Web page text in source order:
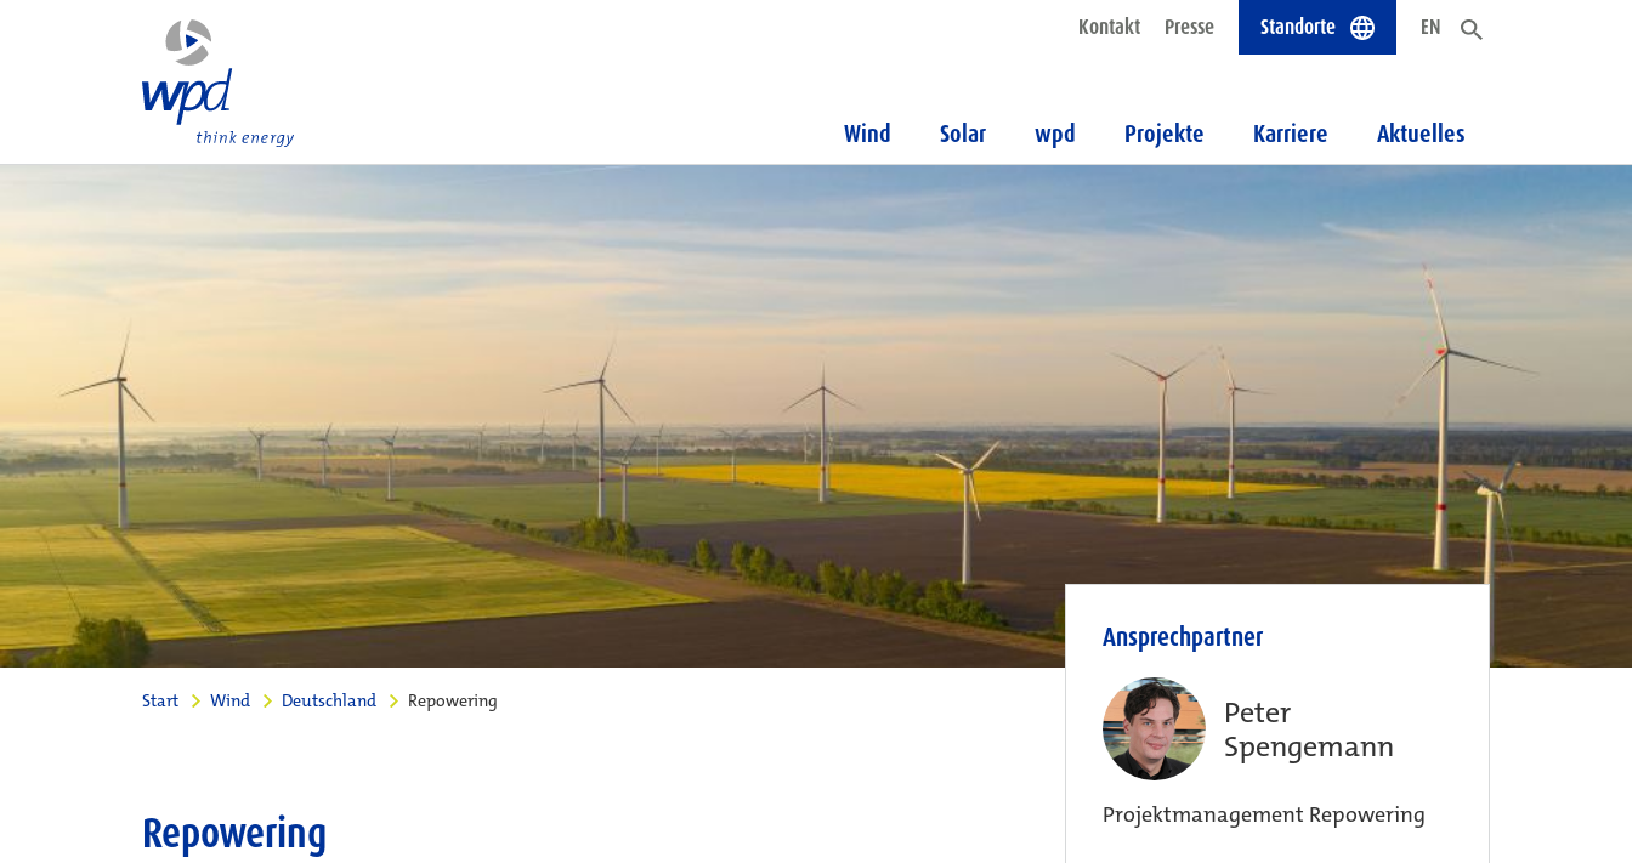
Kontakt Presse Standorte EN
Wind Solar wpd Projekte Karriere Aktuelles
Start Wind Deutschland Repowering
Repowering
Ansprechpartner
Peter
Spengemann
Projektmanagement Repowering